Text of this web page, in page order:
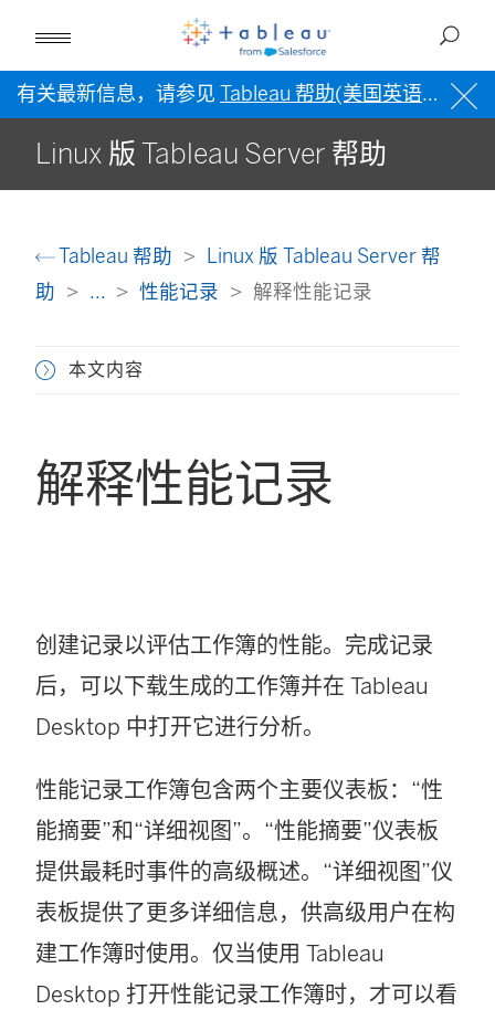
有关最新信息，请参见 Tableau 帮助(美国英语) 。
Linux 版 Tableau Server 帮助
Tableau 帮助
Linux 版 Tableau Server 帮
助
... 性能记录 解释性能记录
本文内容
解释性能记录
创建记录以评估工作簿的性能。完成记录
后，可以下载生成的工作簿并在 Tableau
Desktop 中打开它进行分析。
性能记录工作簿包含两个主要仪表板：“性
能摘要”和“详细视图”。“性能摘要”仪表板
提供最耗时事件的高级概述。“详细视图”仪
表板提供了更多详细信息，供高级用户在构
建工作簿时使用。仅当使用 Tableau
Desktop 打开性能记录工作簿时，才可以看